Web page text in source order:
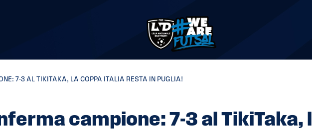
7-3 AL TIKITAKA, LA COPPA ITALIA RESTA IN PUGLIA!
campione: 7-3 al TikiTaka,